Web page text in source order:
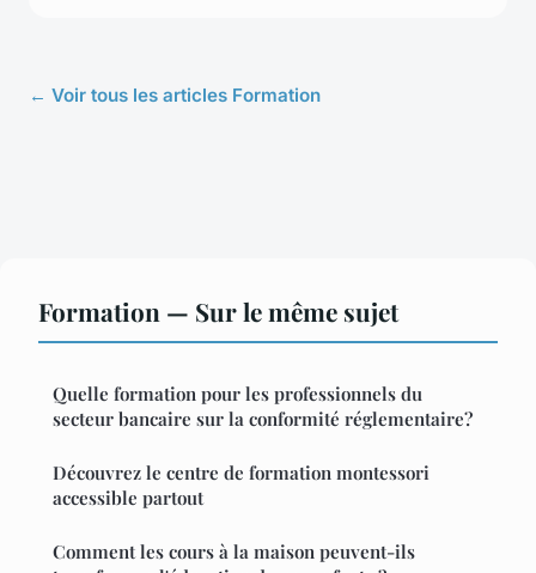
← Voir tous les articles Formation
Formation — Sur le même sujet
Quelle formation pour les professionnels du
secteur bancaire sur la conformité réglementaire?
Découvrez le centre de formation montessori
accessible partout
Comment les cours à la maison peuvent-ils